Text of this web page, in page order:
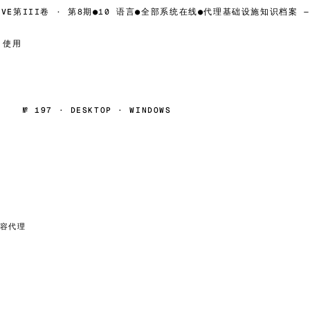
第III卷 · 第8期●10 语言●全部系统在线●代理基础设施知识档案 —
使用
№ 197 · DESKTOP · WINDOWS
代理